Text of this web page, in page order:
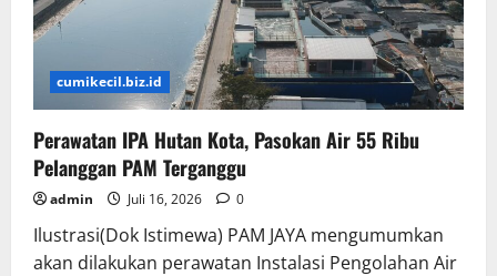
Penjelasan
Ilmiahnya
cumikecil.biz.id
Perawatan IPA Hutan Kota, Pasokan Air 55 Ribu
Pelanggan PAM Terganggu
admin Juli 16, 2026 0
Ilustrasi(Dok Istimewa) PAM JAYA mengumumkan
akan dilakukan perawatan Instalasi Pengolahan Air